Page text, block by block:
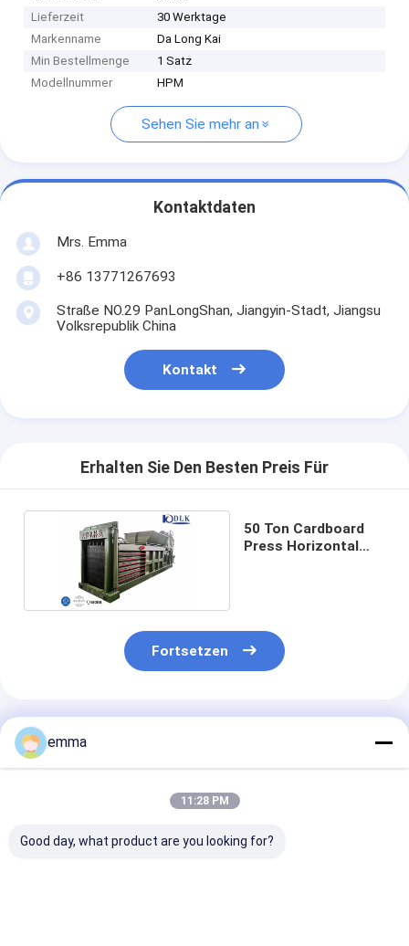
Lieferzeit
30 Werktage
Markenname
Da Long Kai
Min Bestellmenge
1 Satz
Modellnummer
HPM
Sehen Sie mehr an
Kontaktdaten
Mrs. Emma
+86 13771267693
Straße NO.29 PanLongShan, Jiangyin-Stadt, Jiangsu
Volksrepublik China
Kontakt
Erhalten Sie Den Besten Preis Für
50 Ton Cardboard
Press Horizontal
Fortsetzen
Empfohlene Produkte
emma
11:28 PM
Good day, what product are you looking for?